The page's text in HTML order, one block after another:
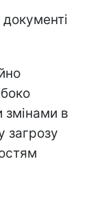
змінами в
загрозу